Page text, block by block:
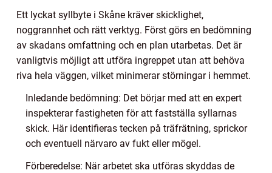
Ett lyckat syllbyte i Skåne kräver skicklighet,
noggrannhet och rätt verktyg. Först görs en bedömning
av skadans omfattning och en plan utarbetas. Det är
vanligtvis möjligt att utföra ingreppet utan att behöva
riva hela väggen, vilket minimerar störningar i hemmet.
Inledande bedömning: Det börjar med att en expert
inspekterar fastigheten för att fastställa syllarnas
skick. Här identifieras tecken på träfrätning, sprickor
och eventuell närvaro av fukt eller mögel.
Förberedelse: När arbetet ska utföras skyddas de